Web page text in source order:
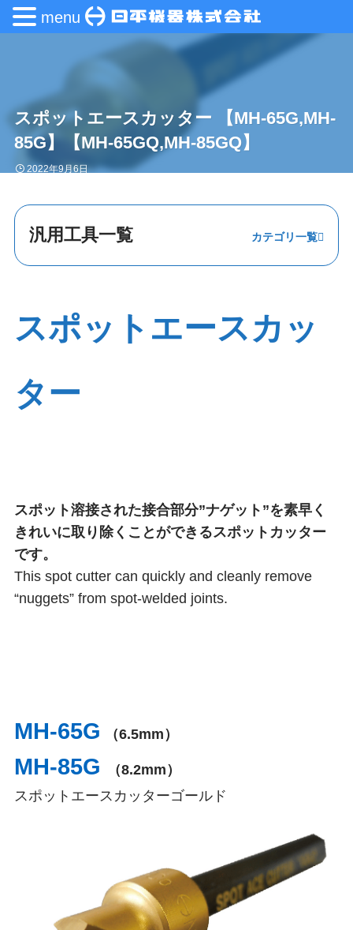
スポットエースカッター 【MH-65G,MH-
85G】【MH-65GQ,MH-85GQ】
2022年9月6日
汎用工具一覧
ツールアタッチ
解除・ピックア
スポットエースカッ
ター
スポット溶接された接合部分”ナゲット”を素早く
きれいに取り除くことができるスポットカッター
です。
This spot cutter can quickly and cleanly remove
“nuggets” from spot-welded joints.
MH-65G （6.5mm）
MH-85G
（8.2mm）
スポットエースカッターゴールド
menu